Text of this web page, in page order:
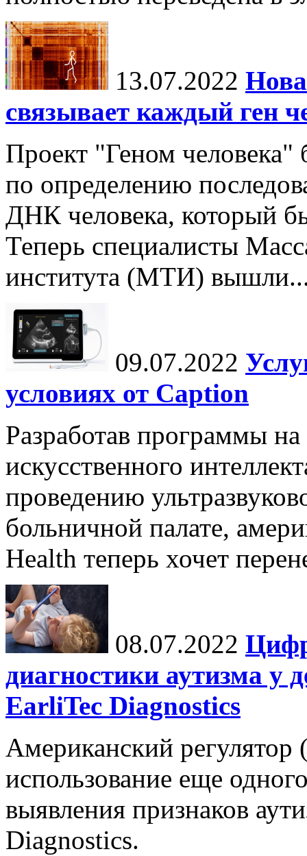
13.07.2022
связывает каждый ген
Проект "Геном
по определению
ДНК человека, который
Теперь специалисты
института (МТИ)
09.07.2022
условиях от Caption
Разработав программы на
искусственного
проведению
больничной палате,
Health теперь хочет
08.07.2022
диагностики аутизма у
EarliTec Diagnostics
Американский
использование еще
выявления признаков
Diagnostics.